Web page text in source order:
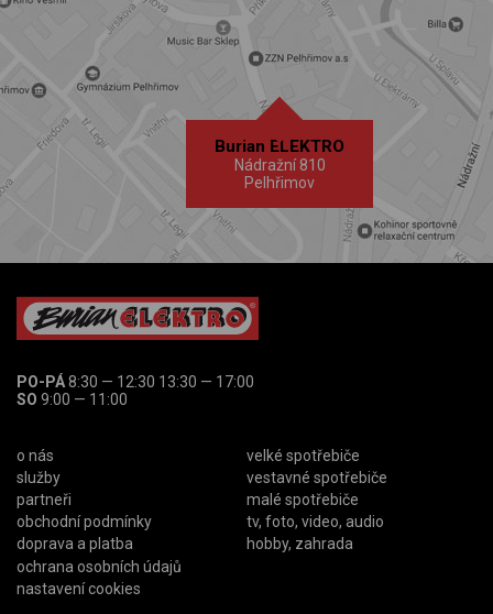
Burian ELEKTRO
Nádražní 810
Pelhřimov
PO-PÁ8:30 — 12:30 13:30 — 17:00
SO 9:00 — 11:00
o nás
služby
partneři
obchodní podmínky
doprava a platba
ochrana osobních údajů
nastavení cookies
velké spotřebiče
vestavné spotřebiče
malé spotřebiče
tv, foto, video, audio
hobby, zahrada